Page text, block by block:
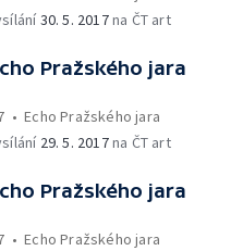
30. 5. 2017na ČT art
Pražského jara
•Echo Pražského jara
29. 5. 2017na ČT art
Pražského jara
•Echo Pražského jara